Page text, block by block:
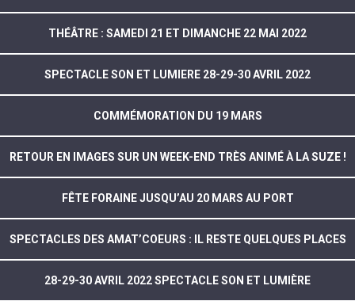
THÉÂTRE : SAMEDI 21 ET DIMANCHE 22 MAI 2022
SPECTACLE SON ET LUMIERE 28-29-30 AVRIL 2022
COMMÉMORATION DU 19 MARS
RETOUR EN IMAGES SUR UN WEEK-END TRÈS ANIMÉ À LA SUZE !
FÊTE FORAINE JUSQU’AU 20 MARS AU PORT
SPECTACLES DES AMAT’COEURS : IL RESTE QUELQUES PLACES
28-29-30 AVRIL 2022 SPECTACLE SON ET LUMIÈRE